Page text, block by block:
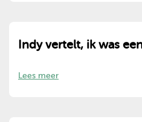
Indy vertelt, ik was
Lees meer